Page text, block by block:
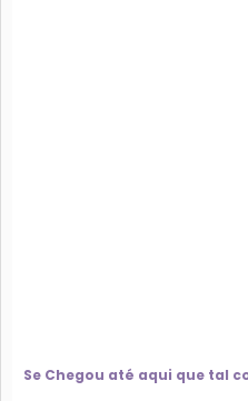
Se Chegou até aqui que tal